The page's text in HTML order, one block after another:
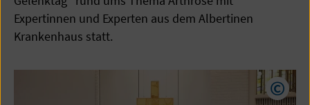
Expertinnen und Experten aus dem Albertinen
Krankenhaus statt.